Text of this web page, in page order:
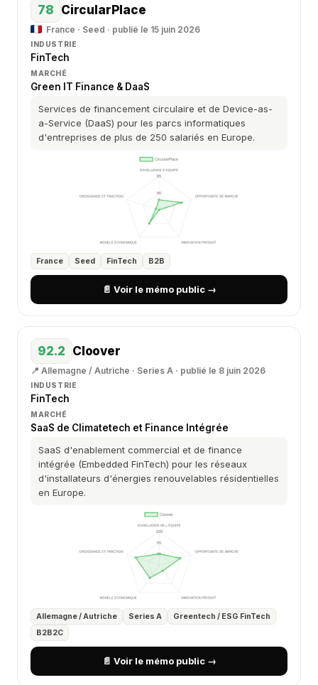
78 CircularPlace
France · Seed · publié le 15 juin 2026
INDUSTRIE
FinTech
MARCHÉ
Green IT Finance & DaaS
Services de financement circulaire et de Device-as-
a-Service (DaaS) pour les parcs informatiques
d'entreprises de plus de 250 salariés en Europe.
France Seed FinTech B2B
📄 Voir le mémo public →
92.2 Cloover
📍 Allemagne / Autriche · Series A · publié le 8 juin 2026
INDUSTRIE
FinTech
MARCHÉ
SaaS de Climatetech et Finance Intégrée
SaaS d'enablement commercial et de finance
intégrée (Embedded FinTech) pour les réseaux
d'installateurs d'énergies renouvelables résidentielles
en Europe.
Allemagne / Autriche Series A
Greentech / ESG FinTech
B2B2C
📄 Voir le mémo public →